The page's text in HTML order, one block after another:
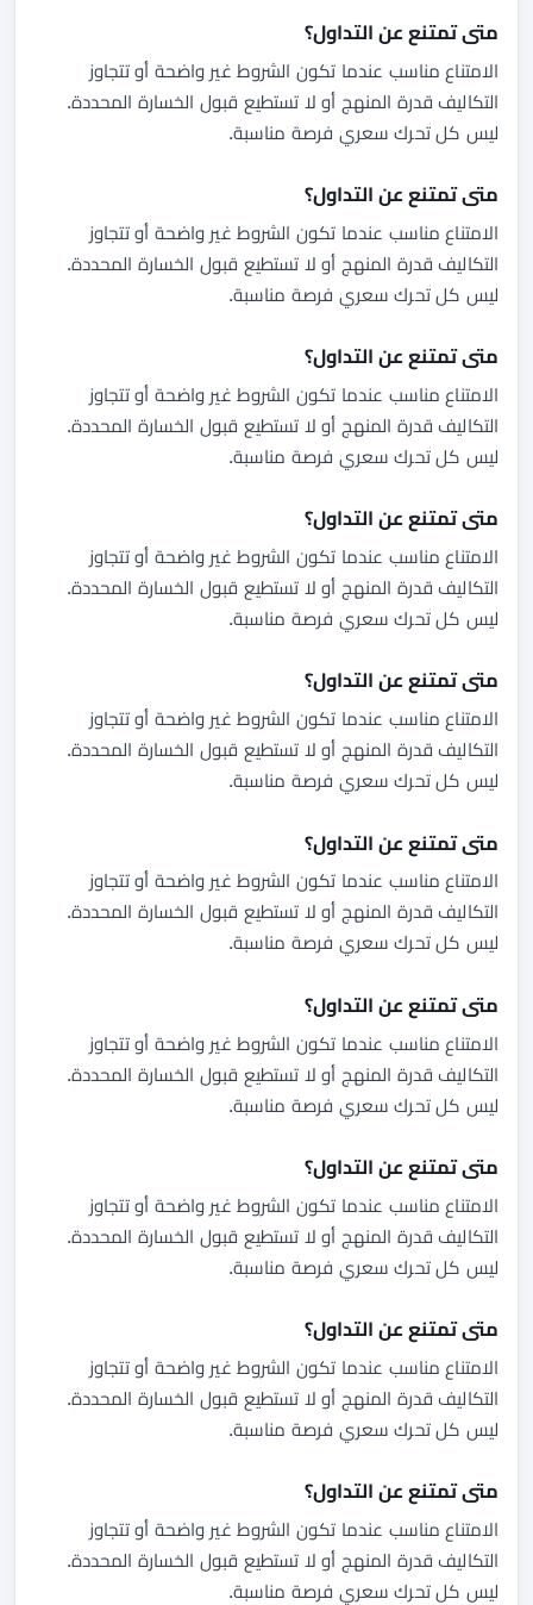
متى تمتنع عن التداول؟
الامتناع مناسب عندما تكون الشروط غير واضحة أو تتجاوز
التكاليف قدرة المنهج أو لا تستطيع قبول الخسارة المحددة.
ليس كل تحرك سعري فرصة مناسبة.
متى تمتنع عن التداول؟
الامتناع مناسب عندما تكون الشروط غير واضحة أو تتجاوز
التكاليف قدرة المنهج أو لا تستطيع قبول الخسارة المحددة.
ليس كل تحرك سعري فرصة مناسبة.
متى تمتنع عن التداول؟
الامتناع مناسب عندما تكون الشروط غير واضحة أو تتجاوز
التكاليف قدرة المنهج أو لا تستطيع قبول الخسارة المحددة.
ليس كل تحرك سعري فرصة مناسبة.
متى تمتنع عن التداول؟
الامتناع مناسب عندما تكون الشروط غير واضحة أو تتجاوز
التكاليف قدرة المنهج أو لا تستطيع قبول الخسارة المحددة.
ليس كل تحرك سعري فرصة مناسبة.
متى تمتنع عن التداول؟
الامتناع مناسب عندما تكون الشروط غير واضحة أو تتجاوز
التكاليف قدرة المنهج أو لا تستطيع قبول الخسارة المحددة.
ليس كل تحرك سعري فرصة مناسبة.
متى تمتنع عن التداول؟
الامتناع مناسب عندما تكون الشروط غير واضحة أو تتجاوز
التكاليف قدرة المنهج أو لا تستطيع قبول الخسارة المحددة.
ليس كل تحرك سعري فرصة مناسبة.
متى تمتنع عن التداول؟
الامتناع مناسب عندما تكون الشروط غير واضحة أو تتجاوز
التكاليف قدرة المنهج أو لا تستطيع قبول الخسارة المحددة.
ليس كل تحرك سعري فرصة مناسبة.
متى تمتنع عن التداول؟
الامتناع مناسب عندما تكون الشروط غير واضحة أو تتجاوز
التكاليف قدرة المنهج أو لا تستطيع قبول الخسارة المحددة.
ليس كل تحرك سعري فرصة مناسبة.
متى تمتنع عن التداول؟
الامتناع مناسب عندما تكون الشروط غير واضحة أو تتجاوز
التكاليف قدرة المنهج أو لا تستطيع قبول الخسارة المحددة.
ليس كل تحرك سعري فرصة مناسبة.
متى تمتنع عن التداول؟
الامتناع مناسب عندما تكون الشروط غير واضحة أو تتجاوز
التكاليف قدرة المنهج أو لا تستطيع قبول الخسارة المحددة.
ليس كل تحرك سعري فرصة مناسبة.